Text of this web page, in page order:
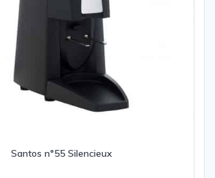
Santos n°55 Silencieux